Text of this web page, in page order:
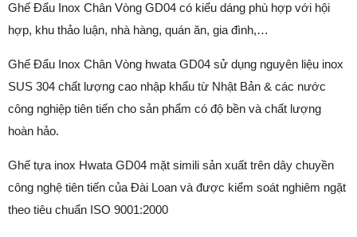
Ghế Đẩu Inox Chân Vòng GD04 có kiểu dáng phù hợp với hội
hợp, khu thảo luận, nhà hàng, quán ăn, gia đình,…
Ghế Đẩu Inox Chân Vòng hwata GD04 sử dụng nguyên liệu inox
SUS 304 chất lượng cao nhập khẩu từ Nhật Bản & các nước
công nghiệp tiên tiến cho sản phẩm có độ bền và chất lượng
hoàn hảo.
Ghế tựa inox Hwata GD04 mặt simili sản xuất trên dây chuyền
công nghệ tiên tiến của Đài Loan và được kiểm soát nghiêm ngặt
theo tiêu chuẩn ISO 9001:2000